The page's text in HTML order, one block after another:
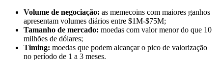
Volume de negociação: as memecoins com maiores ganhos
apresentam volumes diários entre $1M-$75M;
Tamanho de mercado: moedas com valor menor do que 10
milhões de dólares;
Timing: moedas que podem alcançar o pico de valorização
no período de 1 a 3 meses.